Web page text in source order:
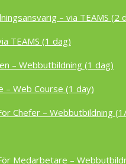
– via TEAMS (2
TEAMS (1 dag)
– Webbutbildning (1 dag)
– Web Course (1 day)
Chefer – Webbutbildning
Medarbetare –